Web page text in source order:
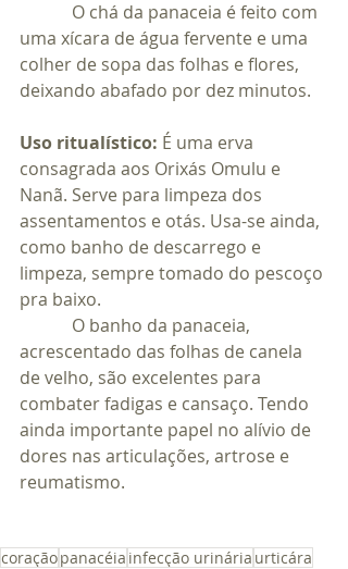
uma xícara de água fervente e uma
colher de sopa das folhas e flores,
deixando abafado por dez minutos.
Uso ritualístico: É uma erva
consagrada aos Orixás Omulu e
Nanã. Serve para limpeza dos
assentamentos e otás. Usa-se ainda,
como banho de descarrego e
limpeza, sempre tomado do pescoço
pra baixo.
acrescentado das folhas de canela
de velho, são excelentes para
combater fadigas e cansaço. Tendo
ainda importante papel no alívio de
dores nas articulações, artrose e
reumatismo.
coraçãopanacéia infecção urinária urticára